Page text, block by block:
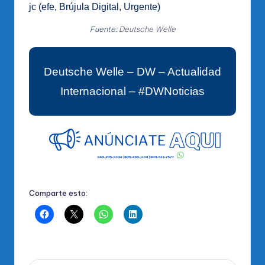
jc (efe, Brújula Digital, Urgente)
Fuente:Deutsche Welle
Deutsche Welle – DW – Actualidad
Internacional – #DWNoticias
Comparte esto: